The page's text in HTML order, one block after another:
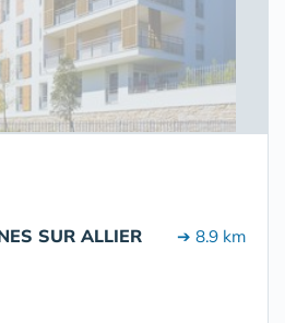
SUR ALLIER ➔ 8.9 km